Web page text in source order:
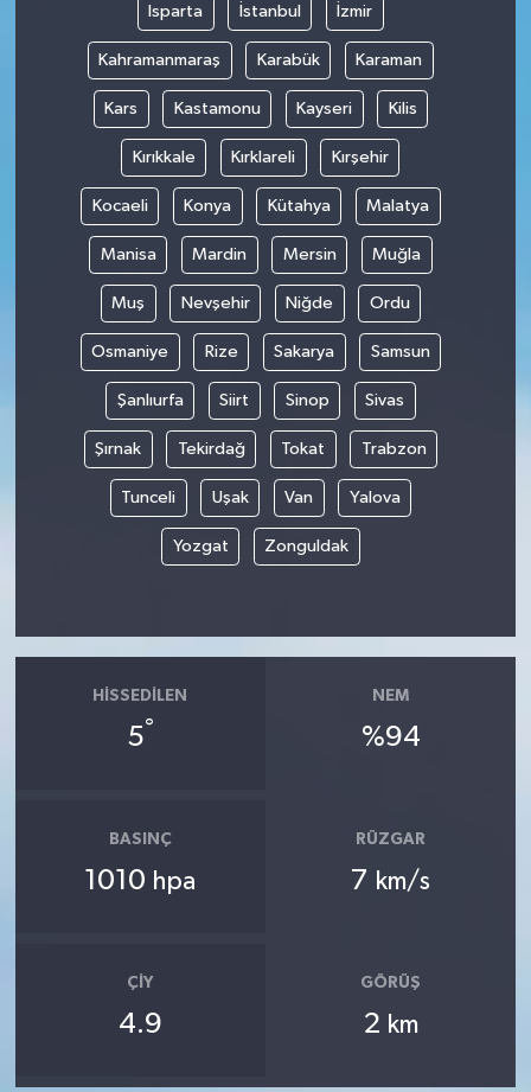
Isparta İstanbul İzmir
Kahramanmaraş Karabük Karaman
Kars Kastamonu Kayseri Kilis
Kırıkkale Kırklareli Kırşehir
Kocaeli Konya Kütahya Malatya
Manisa Mardin Mersin Muğla
Muş Nevşehir Niğde Ordu
Osmaniye Rize Sakarya Samsun
Şanlıurfa Siirt Sinop Sivas
Şırnak Tekirdağ Tokat Trabzon
Tunceli Uşak Van Yalova
Yozgat Zonguldak
HISSEDILEN
5°
NEM
%94
BASINÇ
1010 hpa
RÜZGAR
7 km/s
ÇIY
4.9
GÖRÜŞ
2 km